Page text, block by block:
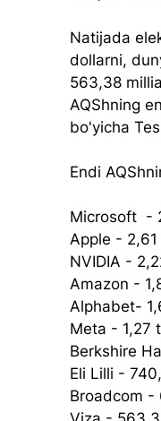
Natijada
dollarni,
563,38
AQShning
bo'yicha
Endi
Microsoft  -
Apple -
NVIDIA -
Amazon -
Alphabet-
Meta - 1,27
Berkshire
Eli Lilli -
Broadcom -